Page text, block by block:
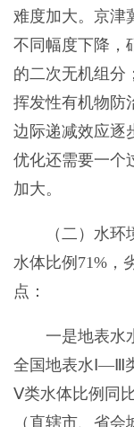
难度加大。京津
不同幅度下降，
的二次无机组分
挥发性有机物防
边际递减效应逐
优化还需要一个
加大。
（二）水环境
水体比例71%，
点：
一是地表水水
全国地表水Ⅰ—Ⅲ
Ⅴ类水体比例同
（直辖市、省